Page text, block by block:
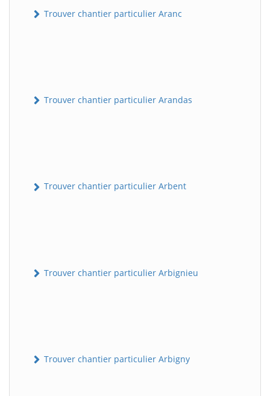
Trouver chantier particulier Aranc
Trouver chantier particulier Arandas
Trouver chantier particulier Arbent
Trouver chantier particulier Arbignieu
Trouver chantier particulier Arbigny